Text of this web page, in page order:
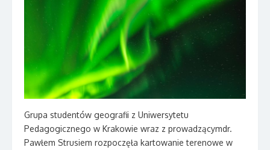
Grupa studentów geografii z Uniwersytetu
Pedagogicznego w Krakowie wraz z prowadzącymdr.
Pawłem Strusiem rozpoczęła kartowanie terenowe w